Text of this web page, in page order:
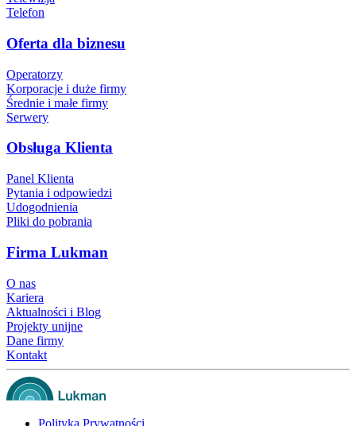
Telefon
Oferta dla biznesu
Operatorzy
Korporacje i duże firmy
Średnie i małe firmy
Serwery
Obsługa Klienta
Panel Klienta
Pytania i odpowiedzi
Udogodnienia
Pliki do pobrania
Firma Lukman
O nas
Kariera
Aktualności i Blog
Projekty unijne
Dane firmy
Kontakt
Polityka Prywatności